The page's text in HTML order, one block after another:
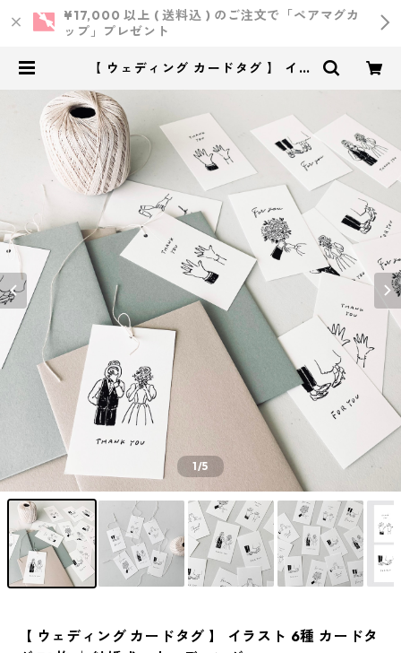
¥17,000 以上 ( 送料込 ) のご注文で「ペアマグカ
ップ」プレゼント
【 ウェディング カードタグ 】 イラ
式 ウェディング | 小西製作所 ｜
ウェディング・結婚式・オリジナル
アイテム
1/5
【 ウェディング カードタグ 】 イラスト 6種 カードタ